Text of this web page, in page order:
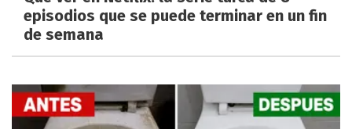
episodios que se puede terminar en un fin
de semana